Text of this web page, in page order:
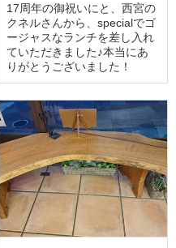
17周年の御祝いにと、西宮の
クネルさんから、specialでゴ
ージャスなランチを差し入れ
ていただきました♪本当にあ
りがとうございました！